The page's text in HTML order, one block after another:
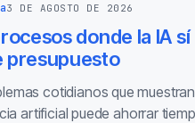
3 DE AGOSTO DE 2026
donde la IA sí
presupuesto
cotidianos que
artificial puede ahorrar